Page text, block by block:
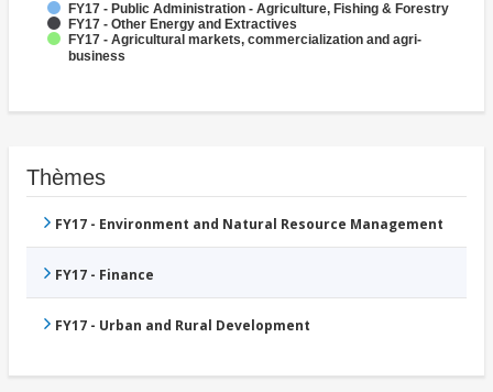
FY17 - Public Administration - Agriculture, Fishing & Forestry
FY17 - Other Energy and Extractives
FY17 - Agricultural markets, commercialization and agri-
business
Thèmes
FY17 - Environment and Natural Resource Management
FY17 - Finance
FY17 - Urban and Rural Development